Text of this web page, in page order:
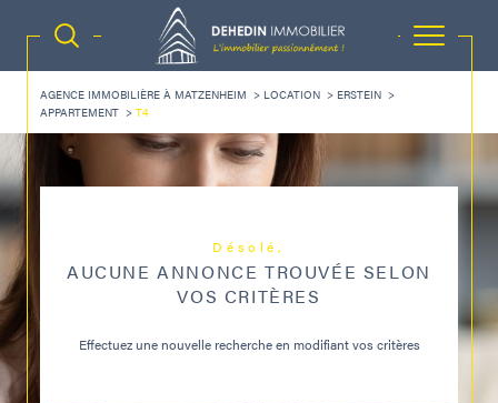
AGENCE IMMOBILIÈRE À MATZENHEIM LOCATION
ERSTEIN
APPARTEMENT
T4
Désolé,
AUCUNE ANNONCE TROUVÉE SELON
VOS CRITÈRES
Effectuez une nouvelle recherche en modifiant vos critères